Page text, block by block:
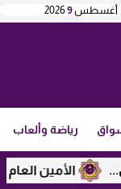
أغسطس9
2026
رياضة وألعاب
الأمين العام